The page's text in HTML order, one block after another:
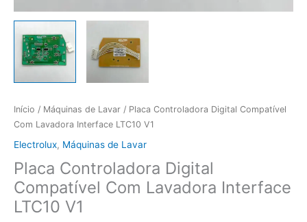
Início / Máquinas de Lavar / Placa Controladora Digital Compatível
Com Lavadora Interface LTC10 V1
Electrolux, Máquinas de Lavar
Placa Controladora Digital
Compatível Com Lavadora Interface
LTC10 V1